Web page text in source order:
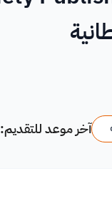
آخر موعد للتقديم: